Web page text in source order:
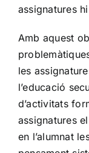
assignatures
Amb aquest
les
l’educació
d’activitats
assignatures
en l’alumnat